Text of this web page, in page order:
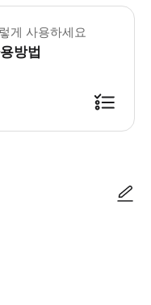
항에서 원활한 픽업을 위해
게 사용하세요
방법